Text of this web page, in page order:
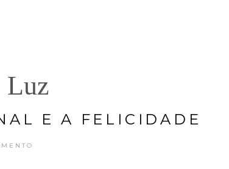
Luz
E A FELICIDADE